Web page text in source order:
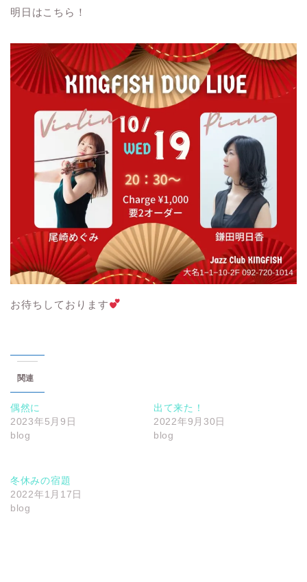
明日はこちら！
お待ちしております
関連
偶然に
2023年5月9日
blog
出て来た！
2022年9月30日
blog
冬休みの宿題
2022年1月17日
blog